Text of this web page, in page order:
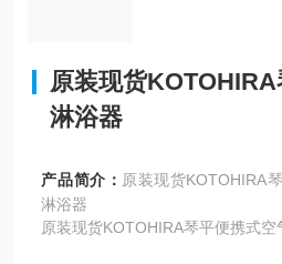
原装现货
淋浴器
产品简介： 原装现货KOTOHIRA琴平 KAS-P04 便携
淋浴器
原装现货KOTOHIRA琴平便携式空